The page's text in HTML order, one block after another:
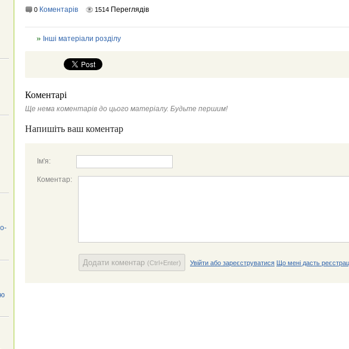
0 Коментарів 1514 Переглядів
Інші матеріали розділу
Коментарі
Ще нема коментарів до цього матеріалу. Будьте першим!
Напишіть ваш коментар
Ім'я:
Коментар:
Додати коментар (Ctrl+Enter) Увійти або зареєструватися Що мені дасть